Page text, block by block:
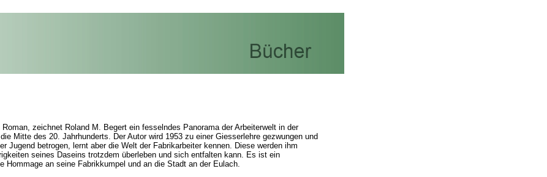
zeichnet Roland M. Begert ein fesselndes Panorama der Arbeiterwelt in der
Mitte des 20. Jahrhunderts. Der Autor wird 1953 zu einer Giesserlehre gezwungen und
Jugend betrogen, lernt aber die Welt der Fabrikarbeiter kennen. Diese werden ihm
seines Daseins trotzdem überleben und sich entfalten kann. Es ist ein
Hommage an seine Fabrikkumpel und an die Stadt an der Eulach.